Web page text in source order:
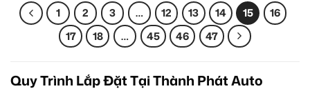
1 2 3 … 12 13 14 15
16
17
18 … 45 46 47
Quy Trình Lắp Đặt Tại Thành Phát Auto